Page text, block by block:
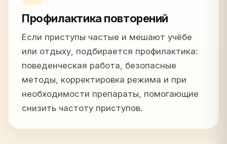
Профилактика повторений
Если приступы частые и мешают учёбе
или отдыху, подбирается профилактика:
поведенческая работа, безопасные
методы, корректировка режима и при
необходимости препараты, помогающие
снизить частоту приступов.